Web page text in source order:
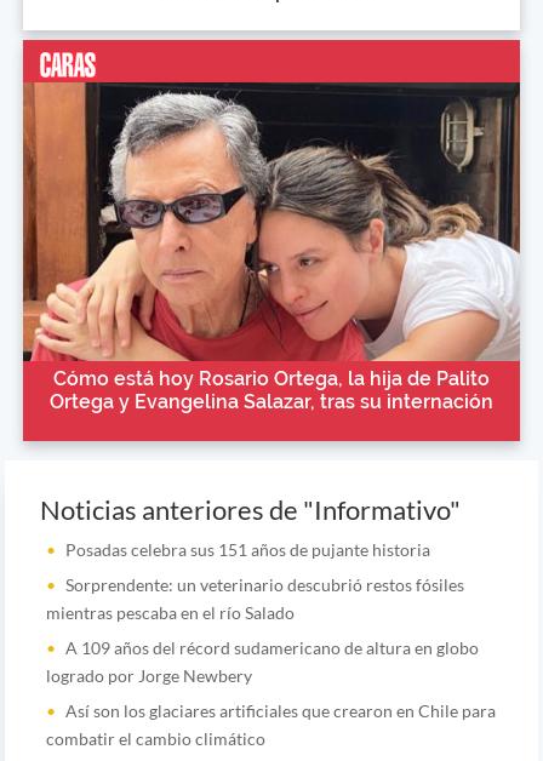
Cómo está hoy Rosario Ortega, la hija de Palito
Ortega y Evangelina Salazar, tras su internación
Noticias anteriores de "Informativo"
Posadas celebra sus 151 años de pujante historia
Sorprendente: un veterinario descubrió restos fósiles
mientras pescaba en el río Salado
A 109 años del récord sudamericano de altura en globo
logrado por Jorge Newbery
Así son los glaciares artificiales que crearon en Chile para
combatir el cambio climático